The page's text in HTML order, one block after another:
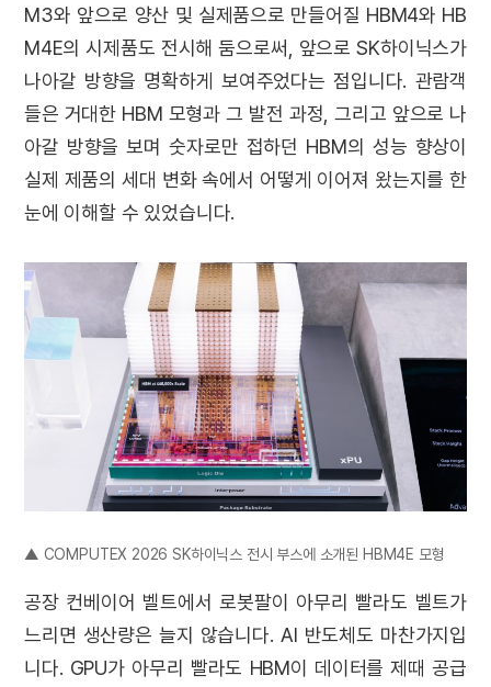
M3와 앞으로 양산 및 실제품으로 만들어질 HBM4와 HB
M4E의 시제품도 전시해 둠으로써, 앞으로 SK하이닉스가
나아갈 방향을 명확하게 보여주었다는 점입니다. 관람객
들은 거대한 HBM 모형과 그 발전 과정, 그리고 앞으로 나
아갈 방향을 보며 숫자로만 접하던 HBM의 성능 향상이
실제 제품의 세대 변화 속에서 어떻게 이어져 왔는지를 한
눈에 이해할 수 있었습니다.
▲ COMPUTEX 2026 SK하이닉스 전시 부스에 소개된 HBM4E 모형
공장 컨베이어 벨트에서 로봇팔이 아무리 빨라도 벨트가
느리면 생산량은 늘지 않습니다. AI 반도체도 마찬가지입
니다. GPU가 아무리 빨라도 HBM이 데이터를 제때 공급